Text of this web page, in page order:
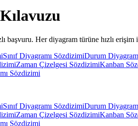
başvuru. Her diyagram türüne hızlı
Sınıf Diyagramı SözdizimiDurum
Zaman Çizelgesi SözdizimiKanban
Sözdizimi
Sınıf Diyagramı SözdizimiDurum
Zaman Çizelgesi SözdizimiKanban
Sözdizimi